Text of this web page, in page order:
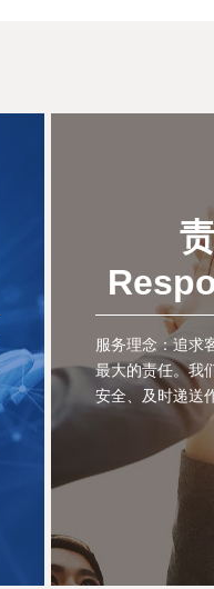
服务理念：追求
最大的责任。我
安全、及时递送